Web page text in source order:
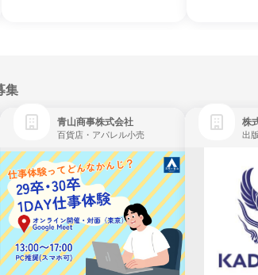
集
青山商事株式会社
百貨店・アパレル小売
株
出